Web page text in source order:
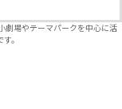
劇場やテーマパークを中心に活
。